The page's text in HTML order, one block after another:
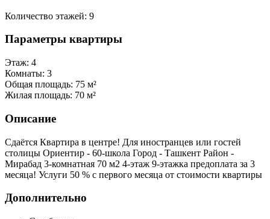
Количество этажей: 9
Параметры квартиры
Этаж: 4
Комнаты: 3
Общая площадь: 75 м²
Жилая площадь: 70 м²
Описание
Сдаётся Квартира в центре! Для иностранцев или гостей
столицы Ориентир - 60-школа Город - Ташкент Район -
Мирабад 3-комнатная 70 м2 4-этаж 9-этажка предоплата за 3
месяца! Услуги 50 % с первого месяца от стоимости квартиры
Дополнительно